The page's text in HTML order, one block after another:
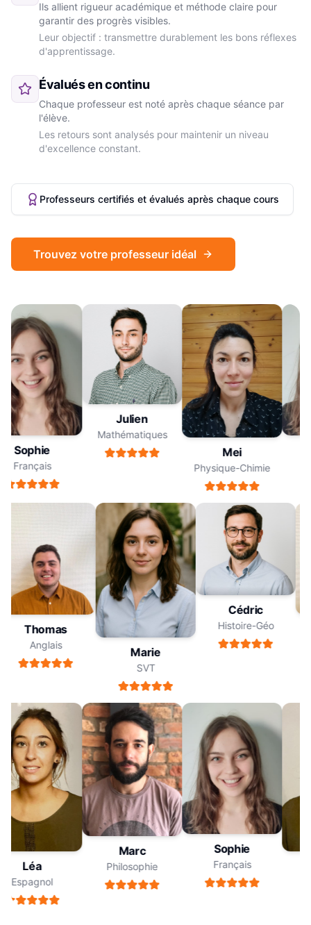
Sophie
Français
Julien
Mathématiques
Mei
Physique-Chimie
Thomas
Anglais
Marie
SVT
Cédric
Histoire-Géo
Léa
Espagnol
Marc
Philosophie
Sophie
Français
Ils allient rigueur académique et méthode claire pour
garantir des progrès visibles.
Leur objectif : transmettre durablement les bons réflexes
d'apprentissage.
Évalués en continu
Chaque professeur est noté après chaque séance par
l'élève.
Les retours sont analysés pour maintenir un niveau
d'excellence constant.
Professeurs certifiés et évalués après chaque cours
Trouvez votre professeur idéal